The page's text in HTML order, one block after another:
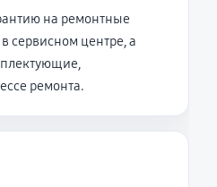
на ремонтные
сервисном центре, а
ремонта.